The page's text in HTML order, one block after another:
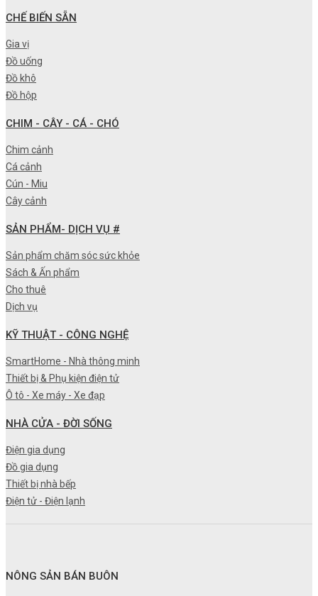
CHẾ BIẾN SẴN
Gia vị
Đồ uống
Đồ khô
Đồ hộp
CHIM - CÂY - CÁ - CHÓ
Chim cảnh
Cá cảnh
Cún - Miu
Cây cảnh
SẢN PHẨM- DỊCH VỤ #
Sản phẩm chăm sóc sức khỏe
Sách & Ấn phẩm
Cho thuê
Dịch vụ
KỸ THUẬT - CÔNG NGHỆ
SmartHome - Nhà thông minh
Thiết bị & Phụ kiện điện tử
Ô tô - Xe máy - Xe đạp
NHÀ CỬA - ĐỜI SỐNG
Điện gia dụng
Đồ gia dụng
Thiết bị nhà bếp
Điện tử - Điện lạnh
NÔNG SẢN BÁN BUÔN